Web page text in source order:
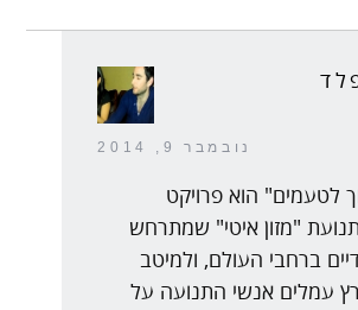
נובמבר 9, 2014
לטעמים" הוא פרויקט
"מזון איטי" שמתרחש
ברחבי העולם, ולמיטב
עמלים אנשי התנועה על